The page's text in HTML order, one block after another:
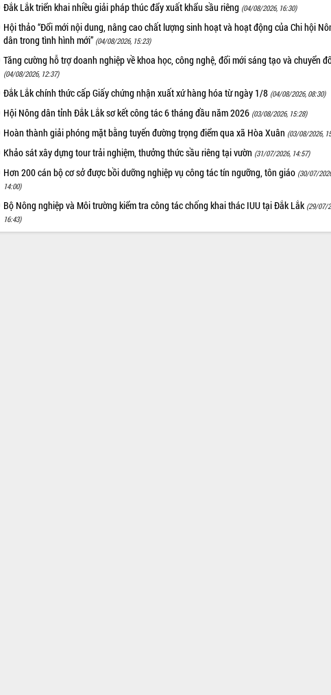
Đắk Lắk triển khai nhiều giải pháp thúc đẩy xuất khẩu sầu riêng (04/08/2026, 16:30)
Hội thảo “Đổi mới nội dung, nâng cao chất lượng sinh hoạt và hoạt động của Chi hội
dân trong tình hình mới” (04/08/2026, 15:23)
Tăng cường hỗ trợ doanh nghiệp về khoa học, công nghệ, đổi mới sáng tạo và chuyển
(04/08/2026, 12:37)
Đắk Lắk chính thức cấp Giấy chứng nhận xuất xứ hàng hóa từ ngày 1/8 (04/08/2026, 08:30)
Hội Nông dân tỉnh Đắk Lắk sơ kết công tác 6 tháng đầu năm 2026 (03/08/2026, 15:28)
Hoàn thành giải phóng mặt bằng tuyến đường trọng điểm qua xã Hòa Xuân (03/08/2026,
Khảo sát xây dựng tour trải nghiệm, thưởng thức sầu riêng tại vườn (31/07/2026, 14:57)
Hơn 200 cán bộ cơ sở được bồi dưỡng nghiệp vụ công tác tín ngưỡng, tôn giáo (30/07/
14:00)
Bộ Nông nghiệp và Môi trường kiểm tra công tác chống khai thác IUU tại Đắk Lắk (29/07/
16:43)